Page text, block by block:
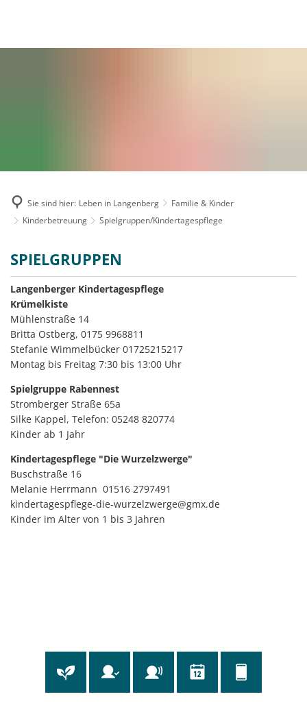
Sie sind hier: Leben in Langenberg
Familie & Kinder
Kinderbetreuung
Spielgruppen/Kindertagespflege
Spielgruppen/Kindertagespflege
SPIELGRUPPEN
Langenberger Kindertagespflege
Krümelkiste
Mühlenstraße 14
Britta Ostberg, 0175 9968811
Stefanie Wimmelbücker 01725215217
Montag bis Freitag 7:30 bis 13:00 Uhr
Spielgruppe Rabennest
Stromberger Straße 65a
Silke Kappel, Telefon: 05248 820774
Kinder ab 1 Jahr
Kindertagespflege "Die Wurzelzwerge"
Buschstraße 16
Melanie Herrmann 01516 2797491
kindertagespflege-die-wurzelzwerge@gmx.de
Kinder im Alter von 1 bis 3 Jahren